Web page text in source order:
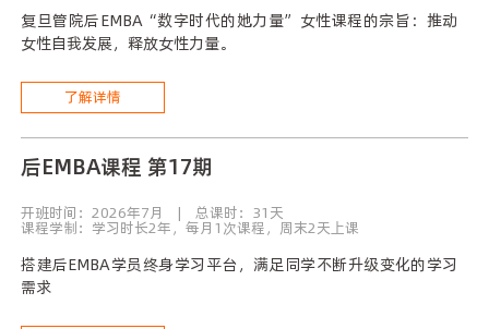
复旦管院后EMBA“数字时代的她力量”女性课程的宗旨：推动
女性自我发展，释放女性力量。
了解详情
后EMBA课程 第17期
开班时间：2026年7月 | 总课时：31天
课程学制：学习时长2年，每月1次课程，周末2天上课
搭建后EMBA学员终身学习平台，满足同学不断升级变化的学习
需求